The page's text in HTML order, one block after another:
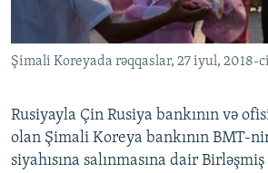
KARIKATURA
İSLAM VƏ DEMOKRATIYA
PEŞƏ ETIKASI VƏ JURNALISTIKA
BIZIMLƏ ƏLAQƏ
XƏBƏR BÜLLETENLƏRIMIZ
Şimali Koreyada rəqqaslar, 27 iyul, 2018-
Rusiyayla Çin Rusiya bankının və
olan Şimali Koreya bankının BMT-
siyahısına salınmasına dair